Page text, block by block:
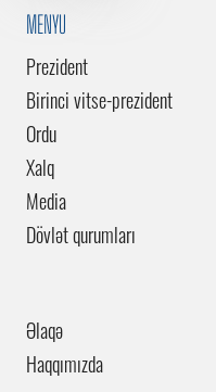
MENYU
Prezident
Birinci vitse-prezident
Ordu
Xalq
Media
Dövlət qurumları
Əlaqə
Haqqımızda